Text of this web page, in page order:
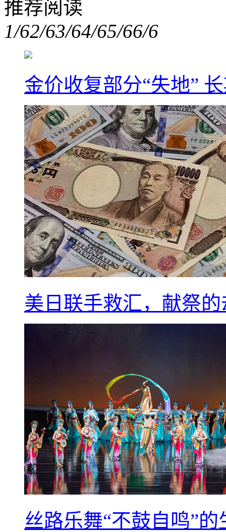
推荐阅读
1/62/63/64/65/66/6
金价收复部分“失地”
美日联手救汇，献祭
丝路乐舞“不鼓自鸣”